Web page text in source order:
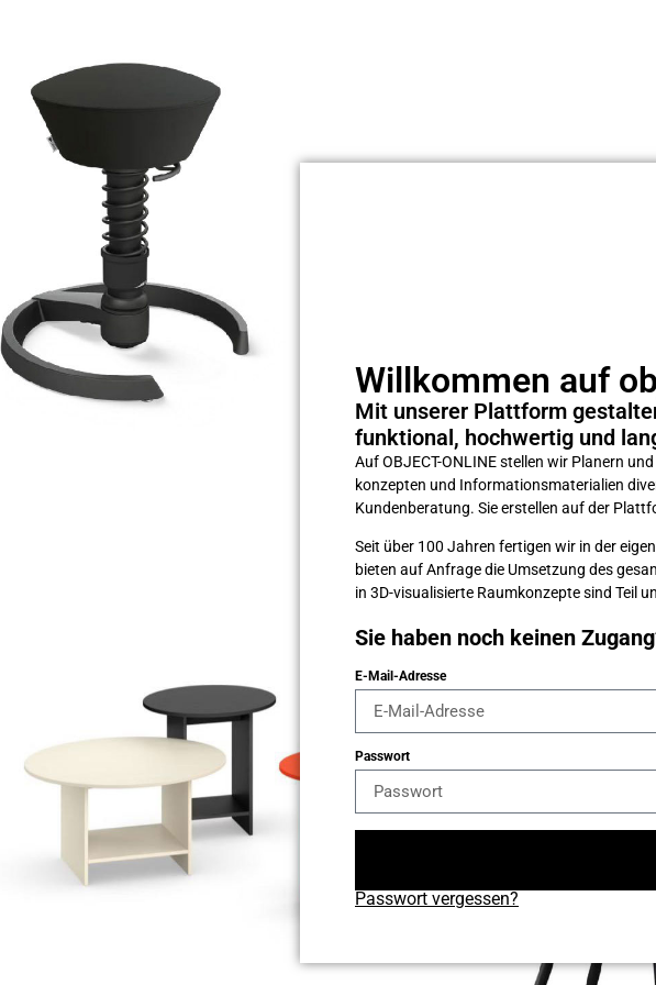
Willkommen auf
Mit unserer Plattform
funktional, hochwertig und
Auf OBJECT-ONLINE stellen wir Planern
konzepten und Informations­materialien
Kunden­beratung. Sie erstellen auf der
Seit über 100 Jahren fertigen wir in der
bieten auf Anfrage die Umsetzung des
in 3D-visualisierte Raumkonzepte sind Teil
Sie haben noch keinen
E-Mail-Adresse
Passwort
Passwort vergessen?